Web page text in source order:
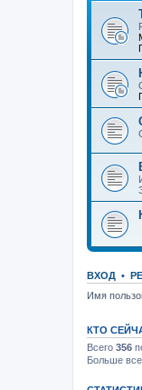
ВХОД •
Имя
КТО
Всего 356
Больше